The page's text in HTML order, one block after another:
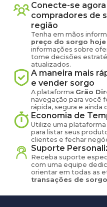
Conecte-se
compradores de
região
Tenha em mãos
preço do sorgo
informações sobre
tome decisões
atualizados.
A maneira mais
e vender sorgo
A plataforma Grão
navegação para você
rápida, segura e ainda
Economia de
Utilize uma
para listar seus
clientes e fechar
Suporte
Receba suporte
com uma equipe
orientar em todas as
transações de sorgo